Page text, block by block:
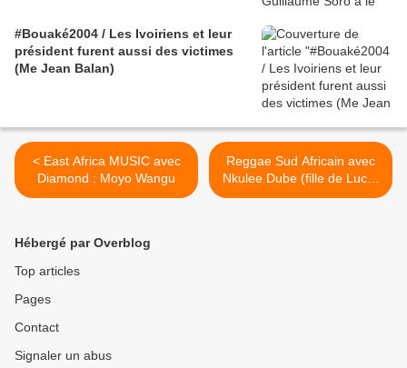
#Bouaké2004 / Les Ivoiriens et leur
président furent aussi des victimes
(Me Jean Balan)
< East Africa MUSIC avec
Diamond : Moyo Wangu
Reggae Sud Africain avec
Nkulee Dube (fille de Lucky
DUBE) - Love The Way >
Hébergé par Overblog
Top articles
Pages
Contact
Signaler un abus